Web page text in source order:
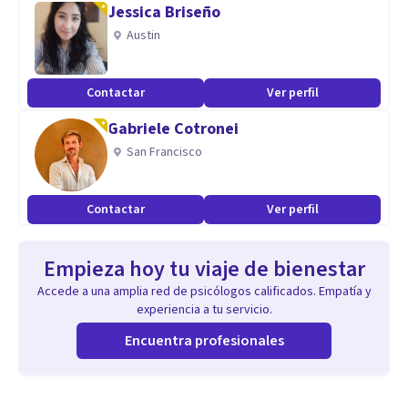
Jessica Briseño
Austin
Contactar Ver perfil
Gabriele Cotronei
San Francisco
Contactar Ver perfil
Empieza hoy tu viaje de bienestar
Accede a una amplia red de psicólogos calificados. Empatía y
experiencia a tu servicio.
Encuentra profesionales